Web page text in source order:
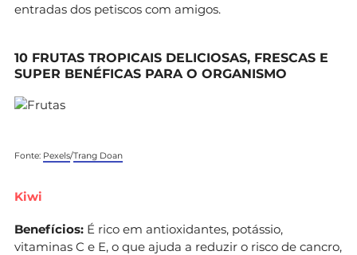
entradas dos petiscos com amigos.
10 FRUTAS TROPICAIS DELICIOSAS, FRESCAS E
SUPER BENÉFICAS PARA O ORGANISMO
Fonte: Pexels/Trang Doan
Kiwi
Benefícios: É rico em antioxidantes, potássio,
vitaminas C e E, o que ajuda a reduzir o risco de cancro,